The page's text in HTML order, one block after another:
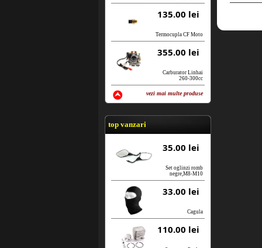
135.00 lei
Termocupla CF Moto
355.00 lei
Carburator Linhai
260-300cc
vezi mai multe produse
vezi produse
top vanzari
35.00 lei
Set oglinzi romb
negre,M8-M10
33.00 lei
Cagula
110.00 lei